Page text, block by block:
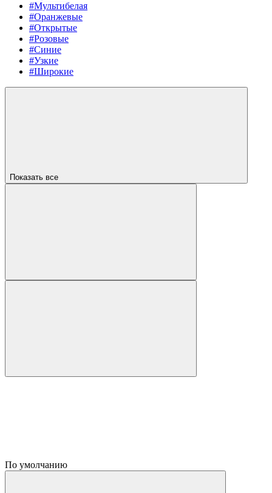
#Мультибелая
#Оранжевые
#Открытые
#Розовые
#Синие
#Узкие
#Широкие
Показать все
По умолчанию